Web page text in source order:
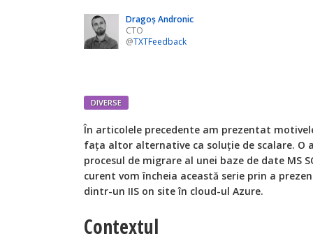
Dragoș Andronic
CTO
@TXTFeedback
DIVERSE
În articolele precedente am prezentat
faţa altor alternative ca soluţie de scalare.
procesul de migrare al unei baze de date MS
curent vom încheia această serie prin a
dintr-un IIS on site în cloud-ul Azure.
Contextul